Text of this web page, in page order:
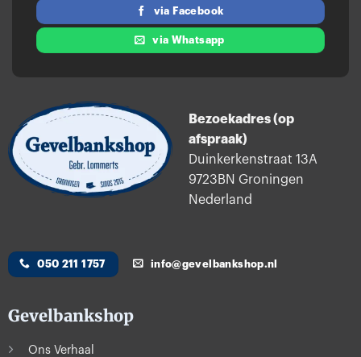
via Facebook
via Whatsapp
Bezoekadres (op
afspraak)
Duinkerkenstraat 13A
9723BN Groningen
Nederland
050 211 1757 info@gevelbankshop.nl
Gevelbankshop
Ons Verhaal